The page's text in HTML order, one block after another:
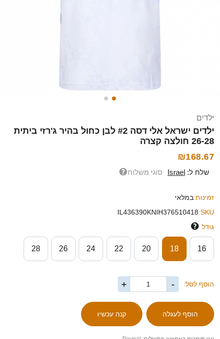
ילדים
ילדים ישראל אלי דסה #2 לבן כחול בהיר ג'רזי ביתית
26-28 חולצה קצרה
₪168.67
שלח ל: Israel סוגי משלוח
זמינות:במלאי
SKU:
IL436390KNIH376510418
גודל
16
18
20
22
24
26
28
הוסף לסל: -
+